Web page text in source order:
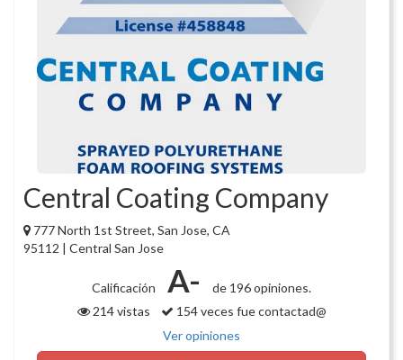
Central Coating Company
777 North 1st Street, San Jose, CA
95112 | Central San Jose
Calificación A-
de 196 opiniones.
214 vistas
154 veces fue contactad@
Ver opiniones